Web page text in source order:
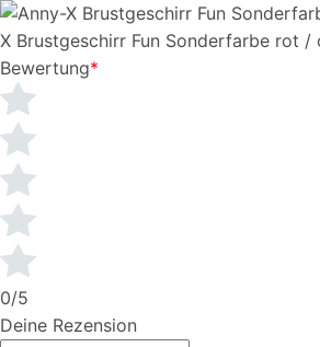
X Brustgeschirr Fun Sonderfarbe rot /
Bewertung*
0/5
Deine Rezension